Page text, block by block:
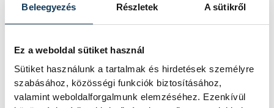
Beleegyezés Részletek A sütikről
Ez a weboldal sütiket használ
Sütiket használunk a tartalmak és hirdetések személyre
szabásához, közösségi funkciók biztosításához,
valamint weboldalforgalmunk elemzéséhez. Ezenkívül
Ismét permetezik a
vadgesztenyefákat
Veszprémben
A VKSZ Zrt. tájékoztatása szerint
augusztus 7. és 17. között